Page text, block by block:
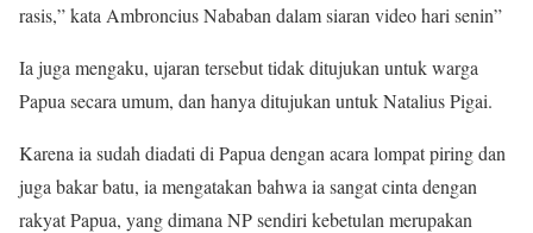
rasis,” kata Ambroncius Nababan dalam siaran video hari senin”
Ia juga mengaku, ujaran tersebut tidak ditujukan untuk warga
Papua secara umum, dan hanya ditujukan untuk Natalius Pigai.
Karena ia sudah diadati di Papua dengan acara lompat piring dan
juga bakar batu, ia mengatakan bahwa ia sangat cinta dengan
rakyat Papua, yang dimana NP sendiri kebetulan merupakan